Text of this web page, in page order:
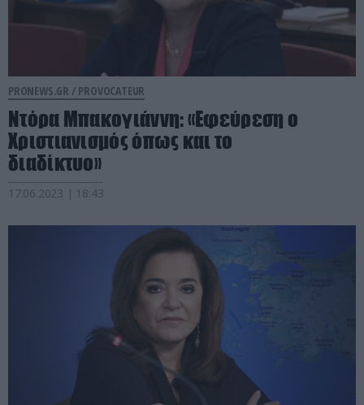
PRONEWS.GR / PROVOCATEUR
Ντόρα Μπακογιάννη: «Εφεύρεση ο
Χριστιανισμός όπως και το
διαδίκτυο»
17.06.2023 | 18:43